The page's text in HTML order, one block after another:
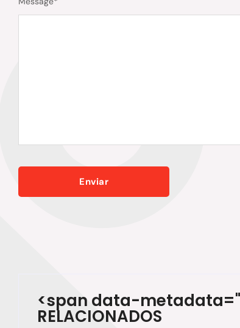
<span data-metadata="
RELACIONADOS